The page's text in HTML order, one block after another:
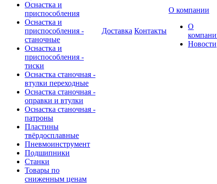
Оснастка и
приспособления
Оснастка и
приспособления -
станочные
Оснастка и
приспособления -
тиски
Оснастка станочная -
втулки переходные
Оснастка станочная -
оправки и втулки
Оснастка станочная -
патроны
Пластины
твёрдосплавные
Пневмоинструмент
Подшипники
Станки
Товары по
сниженным ценам
Доставка Контакты
О компании
О
Новости